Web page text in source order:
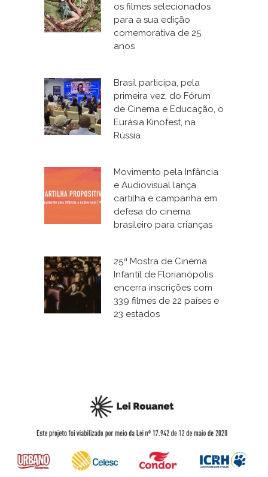
os filmes selecionados
para a sua edição
comemorativa de 25
anos
Brasil participa, pela
primeira vez, do Fórum
de Cinema e Educação, o
Eurásia Kinofest, na
Rússia
Movimento pela Infância
e Audiovisual lança
cartilha e campanha em
defesa do cinema
brasileiro para crianças
25ª Mostra de Cinema
Infantil de Florianópolis
encerra inscrições com
339 filmes de 22 países e
23 estados